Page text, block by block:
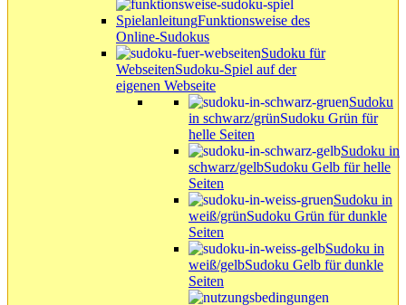
SpielanleitungFunktionsweise des
Online-Sudokus
Sudoku für
WebseitenSudoku-Spiel auf der
eigenen Webseite
Sudoku
in schwarz/grünSudoku Grün für
helle Seiten
Sudoku in
schwarz/gelbSudoku Gelb für helle
Seiten
Sudoku in
weiß/grünSudoku Grün für dunkle
Seiten
Sudoku in
weiß/gelbSudoku Gelb für dunkle
Seiten